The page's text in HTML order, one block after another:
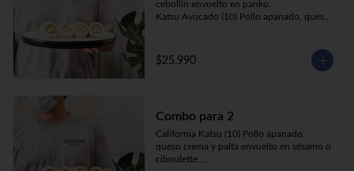
cebollín envuelto en panko.
Katsu Avocado (10) Pollo apanado, queso
cebollín, envuelto en ciboulette o sesamo.
Tempura ebi avocado (10) Camarón
queso crema y palta envuelto en sésamo o
ciboulette.
Gyosas a elección (5u) + Bebida 1.5lt a
elección
$25.990
Combo para 2
California Katsu (10) Pollo apanado,
queso crema y palta envuelto en sésamo o
ciboulette.